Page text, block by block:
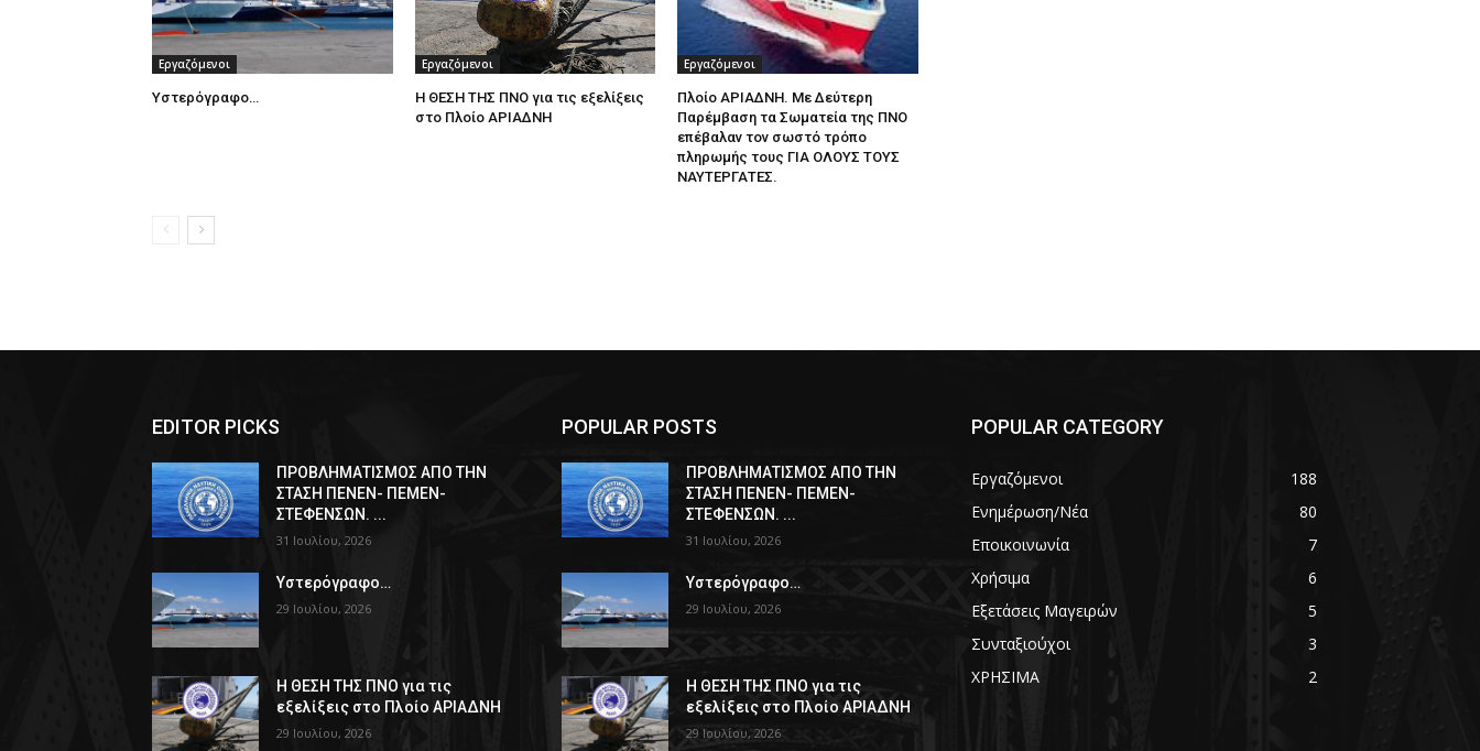
Εργαζόμενοι
Υστερόγραφο…
Εργαζόμενοι
Η ΘΕΣΗ ΤΗΣ ΠΝΟ για τις εξελίξεις
στο Πλοίο ΑΡΙΑΔΝΗ
Εργαζόμενοι
Πλοίο ΑΡΙΑΔΝΗ. Με Δεύτερη
Παρέμβαση τα Σωματεία της ΠΝΟ
επέβαλαν τον σωστό τρόπο
πληρωμής τους ΓΙΑ ΟΛΟΥΣ ΤΟΥΣ
ΝΑΥΤΕΡΓΑΤΕΣ.
EDITOR PICKS
ΠPOΒΛΗΜΑΤΙΣΜΟΣ ΑΠΟ ΤΗΝ
ΣΤΑΣΗ ΠΕΝΕΝ- ΠΕΜΕΝ-
ΣΤΕΦΕΝΣΩΝ. ...
31 Ιουλίου, 2026
Υστερόγραφο…
29 Ιουλίου, 2026
Η ΘΕΣΗ ΤΗΣ ΠΝΟ για τις
εξελίξεις στο Πλοίο ΑΡΙΑΔΝΗ
29 Ιουλίου, 2026
POPULAR POSTS
ΠPOΒΛΗΜΑΤΙΣΜΟΣ ΑΠΟ ΤΗΝ
ΣΤΑΣΗ ΠΕΝΕΝ- ΠΕΜΕΝ-
ΣΤΕΦΕΝΣΩΝ. ...
31 Ιουλίου, 2026
Υστερόγραφο…
29 Ιουλίου, 2026
Η ΘΕΣΗ ΤΗΣ ΠΝΟ για τις
εξελίξεις στο Πλοίο ΑΡΙΑΔΝΗ
29 Ιουλίου, 2026
POPULAR CATEGORY
Εργαζόμενοι
188
Ενημέρωση/Νέα
80
Εποικοινωνία
7
Χρήσιμα
6
Εξετάσεις Μαγειρών
5
Συνταξιούχοι
3
ΧΡΗΣΙΜΑ
2